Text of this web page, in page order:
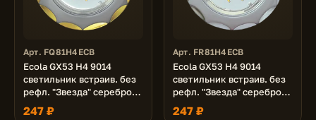
Арт. FQ81H4ECB
Ecola GX53 H4 9014
светильник встраив. без
рефл. "Звезда" серебро-
золото 38x116 (к+)
247 ₽
Арт. FR81H4ECB
Ecola GX53 H4 9014
светильник встраив. без
рефл. "Звезда" серебро-
хром 38x116 (к+)
247 ₽